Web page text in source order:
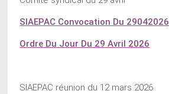
SIAEPAC Convocation Du 29042026
Ordre Du Jour Du 29 Avril 2026
SIAEPAC réunion du 12 mars 2026